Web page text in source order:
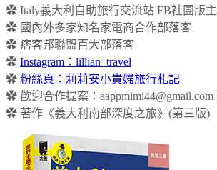
✿ Italy義大利自助旅行交流站 FB社團版主
✿ 國內外多家知名家電商合作部落客
✿ 痞客邦聯盟百大部落客
✿ Instagram：lillian_travel
✿ 粉絲頁：莉莉安小貴婦旅行札記
✿ 歡迎合作提案： aappmimi44@gmail.com
✿ 著作《義大利南部深度之旅》(第三版)